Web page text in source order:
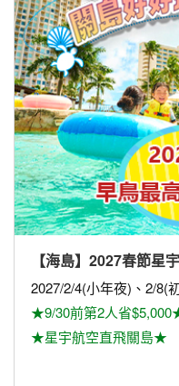
【海島】2027春節星
2027/2/4(小年夜)、2/8(
★9/30前第2人省
★星宇航空直飛關島★